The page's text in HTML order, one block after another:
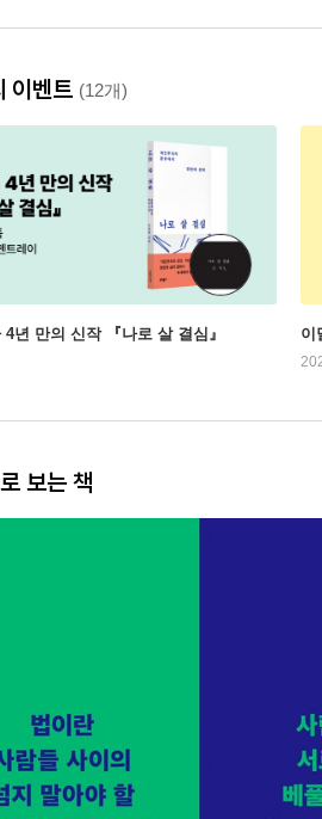
이벤트 (12개)
년 만의 신작 『나로 살 결심』 이
보는 책